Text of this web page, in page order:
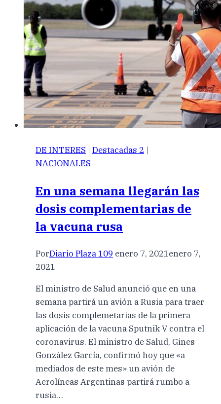
DE INTERES | Destacadas 2 |
NACIONALES
En una semana llegarán las
dosis complementarias de
la vacuna rusa
PorDiario Plaza 109 enero 7, 2021enero 7,
2021
El ministro de Salud anunció que en una
semana partirá un avión a Rusia para traer
las dosis complemetarias de la primera
aplicación de la vacuna Sputnik V contra el
coronavirus. El ministro de Salud, Gines
González García, confirmó hoy que «a
mediados de este mes» un avión de
Aerolíneas Argentinas partirá rumbo a
rusia…